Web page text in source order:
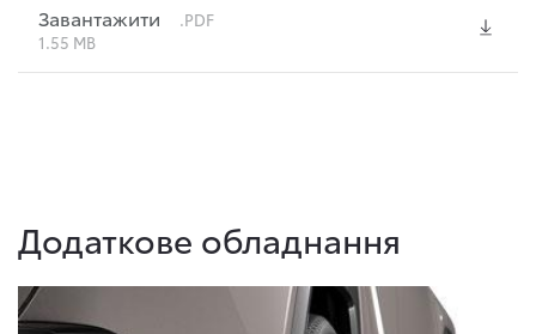
Завантажити
.PDF
1.55 MB
Додаткове обладнання